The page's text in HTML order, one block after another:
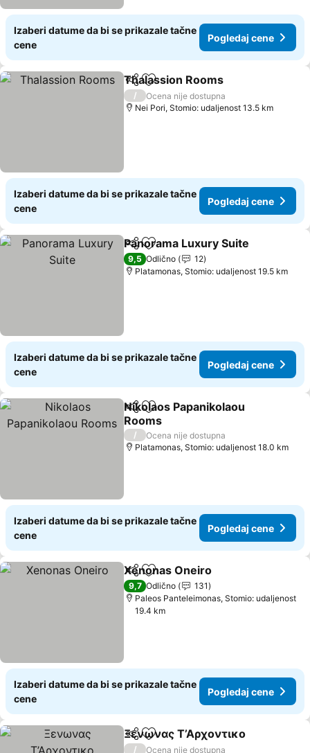
Izaberi datume da bi se prikazale tačne
cene
Pogledaj cene
Deli Dodati u favorite
Thalassion Rooms
/
Ocena nije dostupna
Nei Pori, Stomio: udaljenost 13.5 km
Izaberi datume da bi se prikazale tačne
cene
Pogledaj cene
Deli Dodati u favorite
Panorama Luxury Suite
9,5 Odlično
12
Platamonas, Stomio: udaljenost 19.5 km
Izaberi datume da bi se prikazale tačne
cene
Pogledaj cene
Deli Dodati u favorite
Nikolaos Papanikolaou
Rooms
/
Ocena nije dostupna
Platamonas, Stomio: udaljenost 18.0 km
Izaberi datume da bi se prikazale tačne
cene
Pogledaj cene
Deli Dodati u favorite
Xenonas Oneiro
9,7 Odlično
131
Paleos Panteleimonas, Stomio: udaljenost
19.4 km
Izaberi datume da bi se prikazale tačne
cene
Pogledaj cene
Deli Dodati u favorite
Ξενωνας Τ’Αρχοντικο
/ Ocena nije dostupna